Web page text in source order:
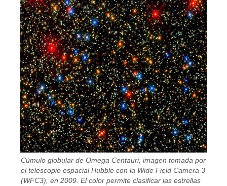
Cúmulo globular de Omega Centauri, imagen tomada por
el telescopio espacial Hubble con la Wide Field Camera 3
(WFC3), en 2009. El color permite clasificar las estrellas